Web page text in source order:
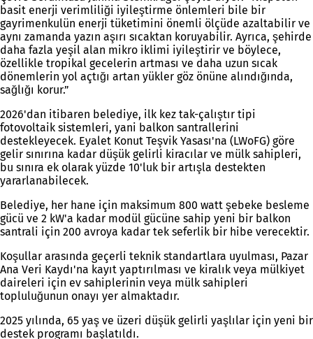
basit enerji verimliliği iyileştirme önlemleri bile bir
gayrimenkulün enerji tüketimini önemli ölçüde azaltabilir ve
aynı zamanda yazın aşırı sıcaktan koruyabilir. Ayrıca, şehirde
daha fazla yeşil alan mikro iklimi iyileştirir ve böylece,
özellikle tropikal gecelerin artması ve daha uzun sıcak
dönemlerin yol açtığı artan yükler göz önüne alındığında,
sağlığı korur.”
2026'dan itibaren belediye, ilk kez tak-çalıştır tipi
fotovoltaik sistemleri, yani balkon santrallerini
destekleyecek. Eyalet Konut Teşvik Yasası'na (LWoFG) göre
gelir sınırına kadar düşük gelirli kiracılar ve mülk sahipleri,
bu sınıra ek olarak yüzde 10'luk bir artışla destekten
yararlanabilecek.
Belediye, her hane için maksimum 800 watt şebeke besleme
gücü ve 2 kW'a kadar modül gücüne sahip yeni bir balkon
santrali için 200 avroya kadar tek seferlik bir hibe verecektir.
Koşullar arasında geçerli teknik standartlara uyulması, Pazar
Ana Veri Kaydı'na kayıt yaptırılması ve kiralık veya mülkiyet
daireleri için ev sahiplerinin veya mülk sahipleri
topluluğunun onayı yer almaktadır.
2025 yılında, 65 yaş ve üzeri düşük gelirli yaşlılar için yeni bir
destek programı başlatıldı.